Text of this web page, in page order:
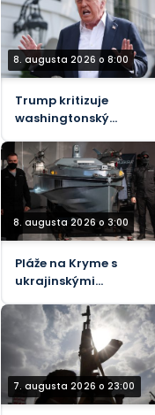
8. augusta 2026 o 8:00
Trump kritizuje
washingtonský
„zradný“
8. augusta 2026 o 3:00
Pláže na Kryme s
ukrajinskými
telesne postihnutých –
oficiálne
7. augusta 2026 o 23:00